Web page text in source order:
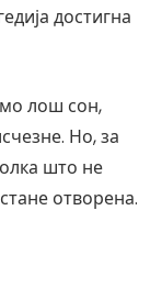
достигна
лош сон,
Но, за
што не
отворена.